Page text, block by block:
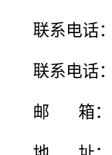
联系电话
联系电话
邮 箱：